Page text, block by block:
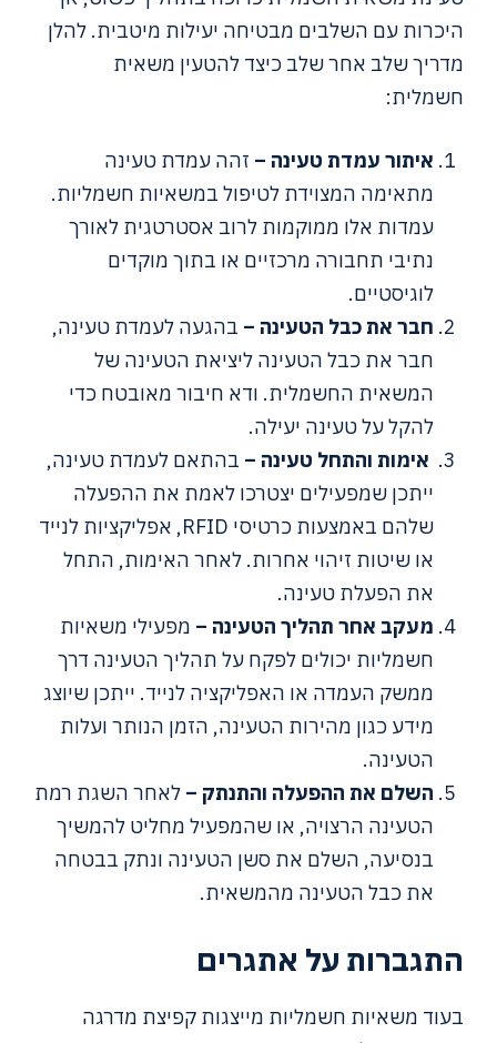
היכרות עם השלבים מבטיחה יעילות מיטבית. להלן
מדריך שלב אחר שלב כיצד להטעין משאית
חשמלית:
איתור עמדת טעינה – זהה עמדת טעינה
מתאימה המצוידת לטיפול במשאיות חשמליות.
עמדות אלו ממוקמות לרוב אסטרטגית לאורך
נתיבי תחבורה מרכזיים או בתוך מוקדים
לוגיסטיים.
חבר את כבל הטעינה – בהגעה לעמדת טעינה,
חבר את כבל הטעינה ליציאת הטעינה של
המשאית החשמלית. ודא חיבור מאובטח כדי
להקל על טעינה יעילה.
אימות והתחל טעינה – בהתאם לעמדת טעינה,
ייתכן שמפעילים יצטרכו לאמת את ההפעלה
שלהם באמצעות כרטיסי RFID, אפליקציות לנייד
או שיטות זיהוי אחרות. לאחר האימות, התחל
את הפעלת טעינה.
מעקב אחר תהליך הטעינה – מפעילי משאיות
חשמליות יכולים לפקח על תהליך הטעינה דרך
ממשק העמדה או האפליקציה לנייד. ייתכן שיוצג
מידע כגון מהירות הטעינה, הזמן הנותר ועלות
הטעינה.
השלם את ההפעלה והתנתק – לאחר השגת רמת
הטעינה הרצויה, או שהמפעיל מחליט להמשיך
בנסיעה, השלם את סשן הטעינה ונתק בבטחה
את כבל הטעינה מהמשאית.
התגברות על אתגרים
בעוד משאיות חשמליות מייצגות קפיצת מדרגה